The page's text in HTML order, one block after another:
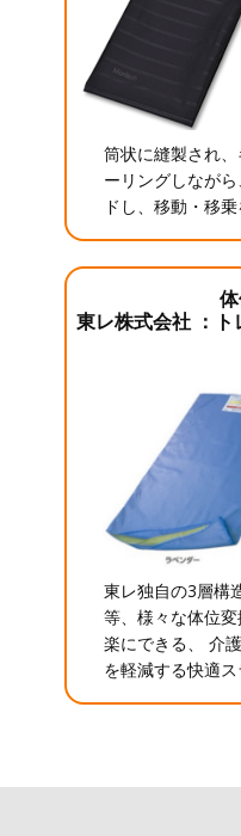
筒状に縫製され
ーリングしなが
ドし、移動・移
東レ株式会社 ：ト
東レ独自の3層構
等、様々な体位
楽にできる、 介
を軽減する快適ス